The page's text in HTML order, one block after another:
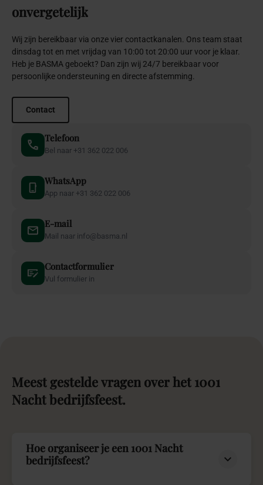
onvergetelijk
Wij zijn bereikbaar via onze vier contactkanalen. Ons team staat
dinsdag tot en met vrijdag van 10:00 tot 20:00 uur voor je klaar.
Heb je BASMA geboekt? Dan zijn wij 24/7 bereikbaar voor
persoonlijke ondersteuning en directe afstemming.
Contact
Telefoon
Bel naar +31 362 022 006
WhatsApp
App naar +31 362 022 006
E-mail
Mail naar info@basma.nl
Contactformulier
Vul formulier in
Meest gesteldevragen overhet 1001
Nachtbedrijfsfeest.
Hoe organiseer je een 1001 Nacht
bedrijfsfeest?